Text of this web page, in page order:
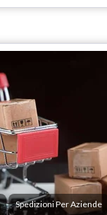
Spedizioni Per Aziende